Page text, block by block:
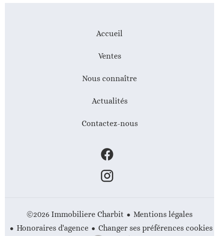
Accueil
Ventes
Nous connaître
Actualités
Contactez-nous
©2026 Immobiliere Charbit
Mentions légales
Honoraires d'agence
Changer ses préférences cookies